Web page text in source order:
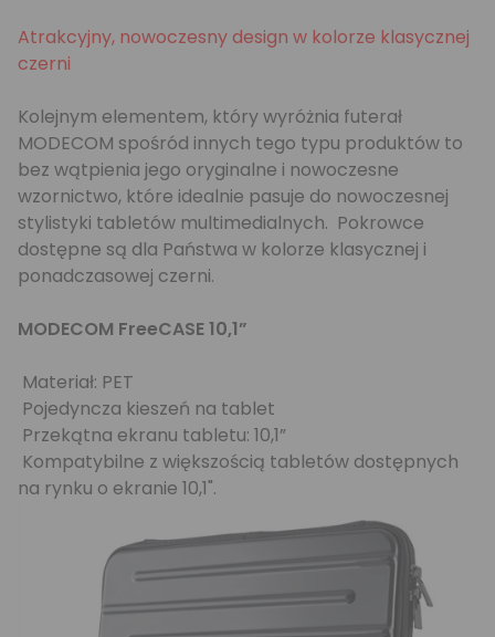
Atrakcyjny, nowoczesny design w kolorze klasycznej
czerni
Kolejnym elementem, który wyróżnia futerał
MODECOM spośród innych tego typu produktów to
bez wątpienia jego oryginalne i nowoczesne
wzornictwo, które idealnie pasuje do nowoczesnej
stylistyki tabletów multimedialnych. Pokrowce
dostępne są dla Państwa w kolorze klasycznej i
ponadczasowej czerni.
MODECOM FreeCASE 10,1”
Materiał: PET
Pojedyncza kieszeń na tablet
Przekątna ekranu tabletu: 10,1”
Kompatybilne z większością tabletów dostępnych
na rynku o ekranie 10,1".